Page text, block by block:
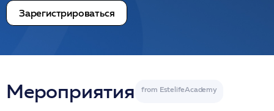
Зарегистрироваться
Мероприятия